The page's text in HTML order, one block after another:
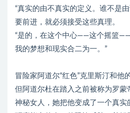
“真实的由不真实的定义。谁不是
要前进，就必须接受这些真理。
“是的，在这个中心——这个摇篮——
我的梦想和现实合二为一。”
冒险家阿道尔“红色”克里斯汀和他
但阿道尔杜在踏入之前被称为罗蒙
神秘女人，她把他变成了一个真实